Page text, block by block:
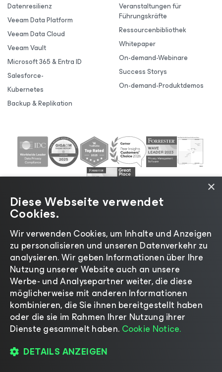
Datenresilienz
Veeam Data Platform
Veeam Data Cloud
Veeam Vault
Microsoft 365 & Entra ID
Salesforce-
Kubernetes
Backup & Replikation
Veranstaltungen für
Führungskräfte
Ressourcenbibliothek
Whitepaper
On-demand-Webinare
Success Storys
On-demand-Produktdemos
©2026 Veeam® Software |Datenschutzrichtlinie|
Cookies|Rechtliches |Lizenzierungsrichtlinie|
Lieferanten-Ressourcen| Impressum
Sprache ändern
×
Diese Webseite verwendet
Cookies.
Wir verwenden Cookies, um Inhalte und Anzeigen
zu personalisieren und unseren Datenverkehr zu
analysieren. Wir geben Informationen über Ihre
Nutzung unserer Website auch an unsere
Werbe- und Analysepartner weiter, die diese
möglicherweise mit anderen Informationen
kombinieren, die Sie ihnen bereitgestellt haben
oder die sie im Rahmen Ihrer Nutzung ihrer
Dienste gesammelt haben. Cookie Notice.
DETAILS ANZEIGEN